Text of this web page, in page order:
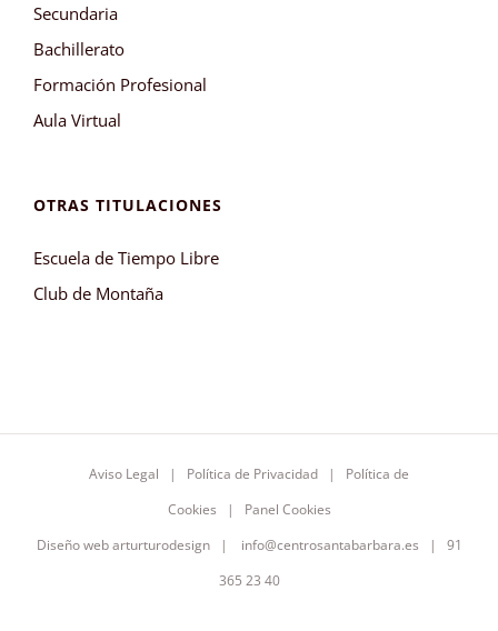
Secundaria
Bachillerato
Formación Profesional
Aula Virtual
OTRAS TITULACIONES
Escuela de Tiempo Libre
Club de Montaña
Aviso Legal | Política de Privacidad | Política de
Cookies | Panel Cookies
Diseño webarturturodesign| info@centrosantabarbara.es | 91
365 23 40